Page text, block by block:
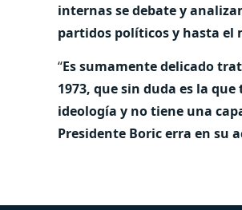
internas se debate y
partidos políticos y hasta
“Es sumamente delicado
1973, que sin duda es la
ideología y no tiene una
Presidente Boric erra en su